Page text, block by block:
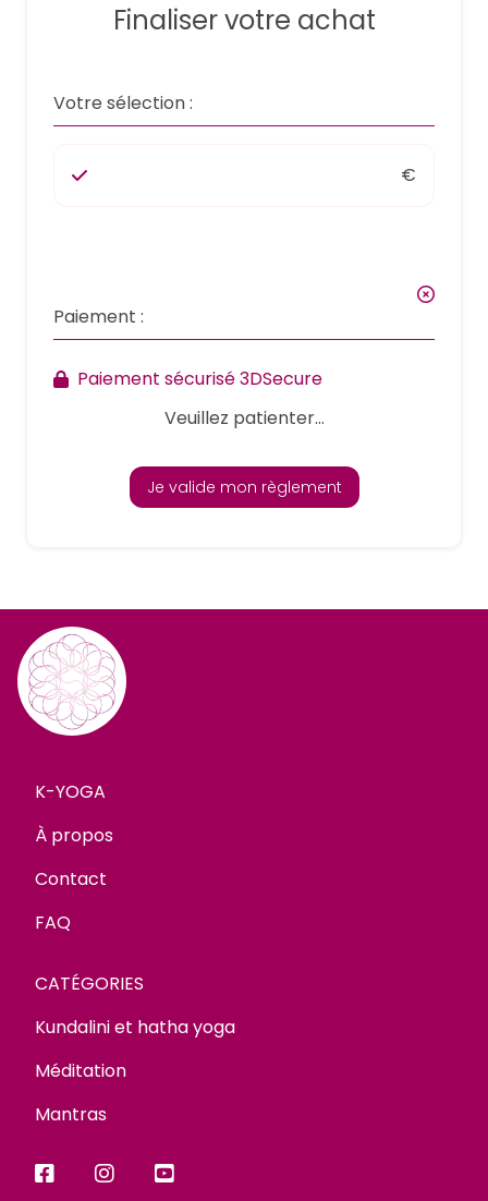
Finaliser votre achat
Votre sélection :
€
Paiement :
Paiement sécurisé 3DSecure
Veuillez patienter...
Je valide mon règlement
K-YOGA
À propos
Contact
FAQ
CATÉGORIES
Kundalini et hatha yoga
Méditation
Mantras